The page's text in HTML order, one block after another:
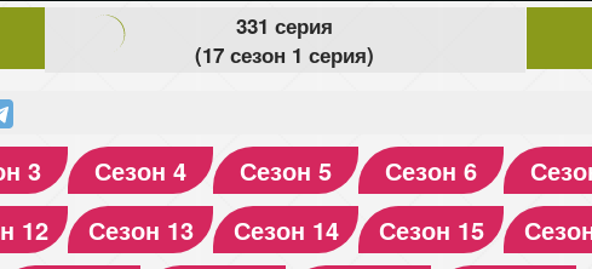
331 серия
(17 сезон 1 серия)
3 Сезон 4 Сезон 5 Сезон 6
12 Сезон 13 Сезон 14 Сезон 15